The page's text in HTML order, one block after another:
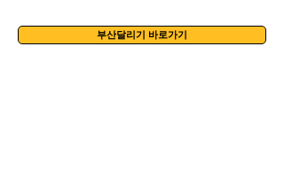
부산달리기 바로가기